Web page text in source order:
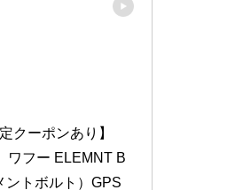
クーポンあり】
ワフー ELEMNT B
ントボルト）GPS